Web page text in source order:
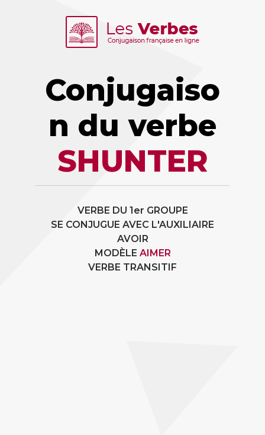
Conjugaiso
n du verbe
SHUNTER
VERBE DU 1er GROUPE
SE CONJUGUE AVEC L'AUXILIAIRE
AVOIR
MODÈLE AIMER
VERBE TRANSITIF